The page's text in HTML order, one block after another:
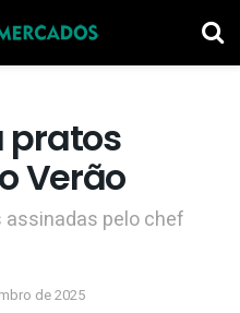
pratos
Verão
pelo chef
de 2025